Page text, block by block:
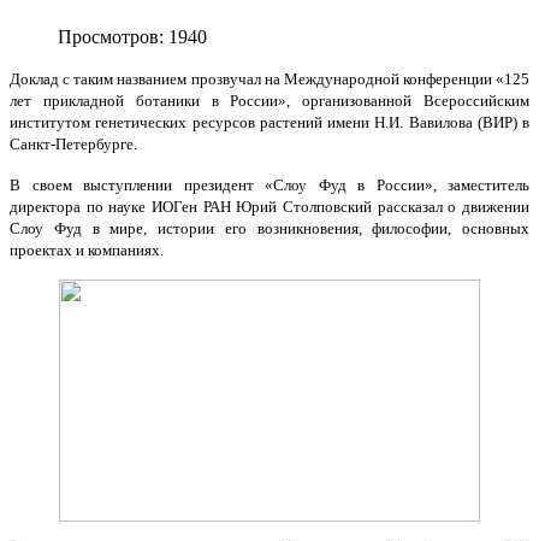
Просмотров: 1940
Доклад с таким названием прозвучал на Международной конференции «125
лет прикладной ботаники в России», организованной Всероссийским
институтом генетических ресурсов растений имени Н.И. Вавилова (ВИР) в
Санкт-Петербурге.
В своем выступлении президент «Слоу Фуд в России», заместитель
директора по науке ИОГен РАН Юрий Столповский рассказал о движении
Слоу Фуд в мире, истории его возникновения, философии, основных
проектах и компаниях.